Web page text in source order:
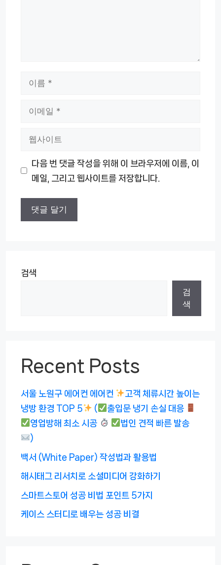
다음 번 댓글 작성을 위해 이 브라우저에 이름, 이
메일, 그리고 웹사이트를 저장합니다.
검색
검
색
Recent Posts
서울 노원구 에어컨 에어컨
고객 체류시간 높이는
냉방 환경 TOP 5
(
출입문 냉기 손실 대응
영업방해 최소 시공
법인 견적 빠른 발송
)
백서 (White Paper) 작성법과 활용법
해시태그 리서치로 소셜미디어 강화하기
스마트스토어 성공 비법 포인트 5가지
케이스 스터디로 배우는 성공 비결